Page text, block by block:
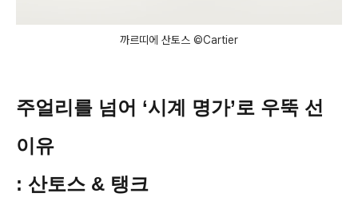
까르띠에 산토스 ©Cartier
주얼리를 넘어 ‘시계 명가’로 우뚝 선
이유
: 산토스 & 탱크